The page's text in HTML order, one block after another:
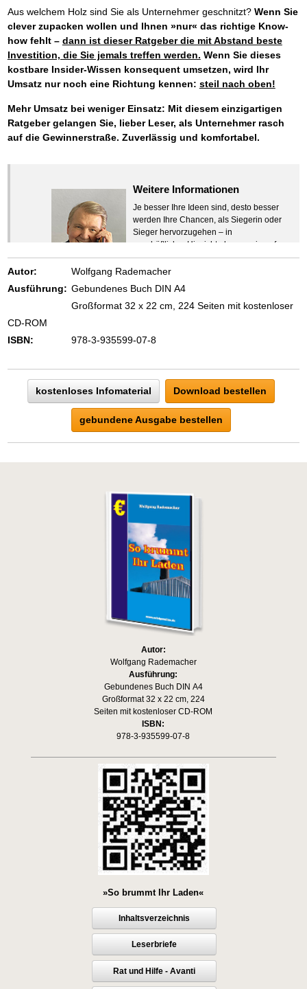
Aus welchem Holz sind Sie als Unternehmer geschnitzt? Wenn Sie
clever zupacken wollen und Ihnen »nur« das richtige Know-
how fehlt – dann ist dieser Ratgeber die mit Abstand beste
Investition, die Sie jemals treffen werden. Wenn Sie dieses
kostbare Insider-Wissen konsequent umsetzen, wird Ihr
Umsatz nur noch eine Richtung kennen: steil nach oben!
Mehr Umsatz bei weniger Einsatz: Mit diesem einzigartigen
Ratgeber gelangen Sie, lieber Leser, als Unternehmer rasch
auf die Gewinnerstraße. Zuverlässig und komfortabel.
Weitere Informationen
Je besser Ihre Ideen sind, desto besser
werden Ihre Chancen, als Siegerin oder
Sieger hervorzugehen – in
geschäftlicher Hinsicht ebenso wie auf
beruflichem oder privatem Gebiet. Denn
eins ist todsicher:
Zeigen Sie mit der Maus hierhin, um
Autor:
Wolfgang Rademacher
Ausführung: Gebundenes Buch DIN A4
Großformat 32 x 22 cm, 224 Seiten mit kostenloser
CD-ROM
ISBN:
978-3-935599-07-8
kostenloses Infomaterial Download bestellen
gebundene Ausgabe bestellen
Autor:
Wolfgang Rademacher
Ausführung:
Gebundenes Buch DIN A4
Großformat 32 x 22 cm, 224
Seiten mit kostenloser CD-ROM
ISBN:
978-3-935599-07-8
»So brummt Ihr Laden«
Inhaltsverzeichnis
Leserbriefe
Rat und Hilfe - Avanti